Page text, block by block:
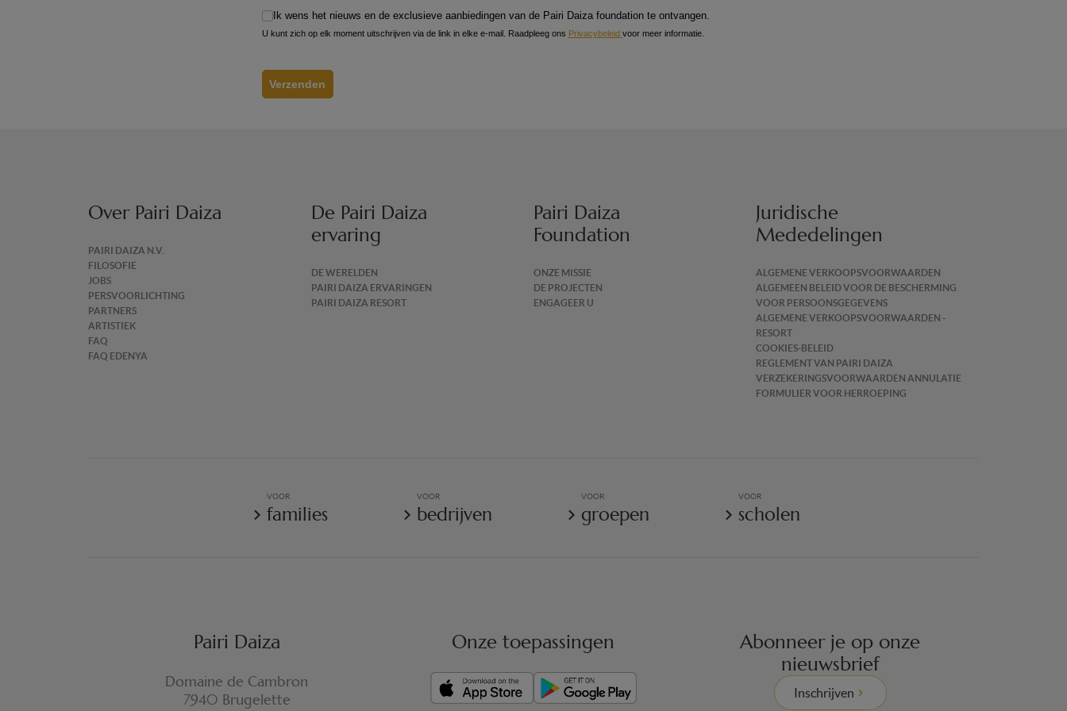
Ik wens het nieuws en de exclusieve aanbiedingen van de Pairi Daiza foundation te ontvangen.
Ik wens het nieuws en de exclusieve aanbiedingen van de Pairi Daiza foundation te ontvangen.
U kunt zich op elk moment uitschrijven via de link in elke e-mail. Raadpleeg ons Privacybeleid voor meer informatie.
Verzenden
Over Pairi Daiza
PAIRI DAIZA N.V.
FILOSOFIE
JOBS
PERSVOORLICHTING
PARTNERS
ARTISTIEK
FAQ
FAQ EDENYA
De Pairi Daiza
ervaring
DE WERELDEN
PAIRI DAIZA ERVARINGEN
PAIRI DAIZA RESORT
Pairi Daiza
Foundation
ONZE MISSIE
DE PROJECTEN
ENGAGEER U
Juridische
Mededelingen
ALGEMENE VERKOOPSVOORWAARDEN
ALGEMEEN BELEID VOOR DE BESCHERMING
VOOR PERSOONSGEGEVENS
ALGEMENE VERKOOPSVOORWAARDEN -
RESORT
COOKIES-BELEID
REGLEMENT VAN PAIRI DAIZA
VERZEKERINGSVOORWAARDEN ANNULATIE
FORMULIER VOOR HERROEPING
VOOR
families
VOOR
bedrijven
VOOR
groepen
VOOR
scholen
Pairi Daiza
Domaine de Cambron
7940 Brugelette
Onze toepassingen
Abonneer je op onze
nieuwsbrief
Inschrijven